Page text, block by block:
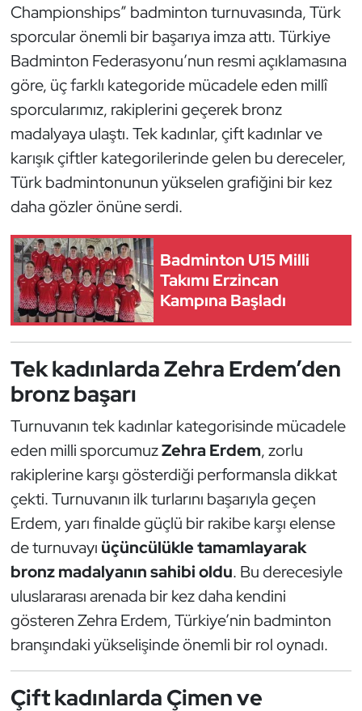
Championships” badminton turnuvasında, Türk
sporcular önemli bir başarıya imza attı. Türkiye
Badminton Federasyonu’nun resmi açıklamasına
göre, üç farklı kategoride mücadele eden millî
sporcularımız, rakiplerini geçerek bronz
madalyaya ulaştı. Tek kadınlar, çift kadınlar ve
karışık çiftler kategorilerinde gelen bu dereceler,
Türk badmintonunun yükselen grafiğini bir kez
daha gözler önüne serdi.
Badminton U15 Milli
Takımı Erzincan
Kampına Başladı
Tek kadınlarda Zehra Erdem’den
bronz başarı
Turnuvanın tek kadınlar kategorisinde mücadele
eden milli sporcumuzZehra Erdem, zorlu
rakiplerine karşı gösterdiği performansla dikkat
çekti. Turnuvanın ilk turlarını başarıyla geçen
Erdem, yarı finalde güçlü bir rakibe karşı elense
de turnuvayı üçüncülükle tamamlayarak
bronz madalyanın sahibi oldu. Bu derecesiyle
uluslararası arenada bir kez daha kendini
gösteren Zehra Erdem, Türkiye’nin badminton
branşındaki yükselişinde önemli bir rol oynadı.
Çift kadınlarda Çimen ve
Futbol
Futsal
Genel
Golf
Güreş
Hava Sporları
Hentbol
Judo ve Kuraş
Kano ve Rafting
Karate
Kempo
Kick Boks
Kürek